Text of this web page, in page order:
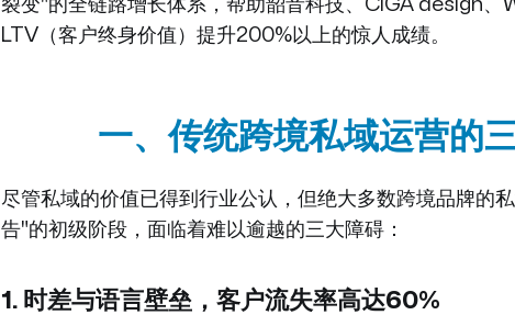
裂变"的全链路增长体系，帮助韶音科技、CIGA design、
LTV（客户终身价值）提升200%以上的惊人成绩。
一、传统跨境私域运营的
尽管私域的价值已得到行业公认，但绝大多数跨境品牌的
告"的初级阶段，面临着难以逾越的三大障碍：
1. 时差与语言壁垒，客户流失率高达60%